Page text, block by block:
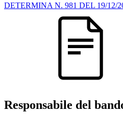
DETERMINA N. 981 DEL 19/12/
Responsabile del